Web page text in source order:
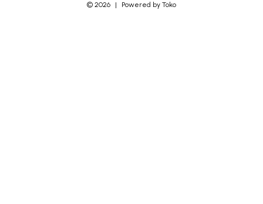
© 2026 | Powered by Toko